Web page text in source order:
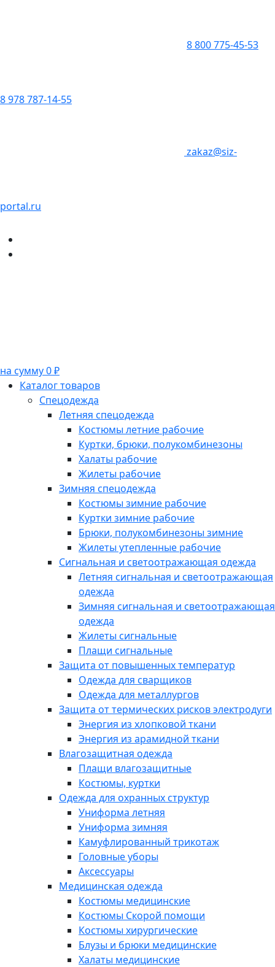
8 800 775-45-53
8 978 787-14-55
zakaz@siz-
portal.ru
на сумму 0 ₽
Каталог товаров
Спецодежда
Летняя спецодежда
Костюмы летние рабочие
Куртки, брюки, полукомбинезоны
Халаты рабочие
Жилеты рабочие
Зимняя спецодежда
Костюмы зимние рабочие
Куртки зимние рабочие
Брюки, полукомбинезоны зимние
Жилеты утепленные рабочие
Сигнальная и светоотражающая одежда
Летняя сигнальная и светоотражающая
одежда
Зимняя сигнальная и светоотражающая
одежда
Жилеты сигнальные
Плащи сигнальные
Защита от повышенных температур
Одежда для сварщиков
Одежда для металлургов
Защита от термических рисков электродуги
Энергия из хлопковой ткани
Энергия из арамидной ткани
Влагозащитная одежда
Плащи влагозащитные
Костюмы, куртки
Одежда для охранных структур
Униформа летняя
Униформа зимняя
Камуфлированный трикотаж
Головные уборы
Аксессуары
Медицинская одежда
Костюмы медицинские
Костюмы Скорой помощи
Костюмы хирургические
Блузы и брюки медицинские
Халаты медицинские